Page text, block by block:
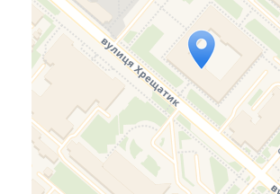
Travelers' Map is loading...
If you see this after your
page is loaded completely,
leafletJS files are missing.